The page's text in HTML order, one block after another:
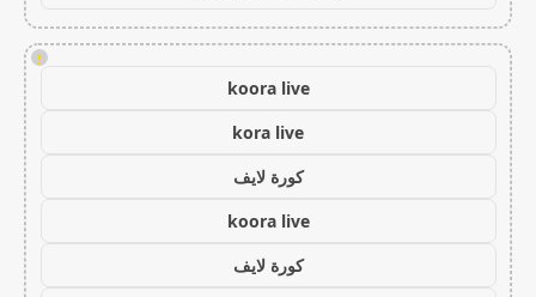
!
koora live
kora live
كورة لايف
koora live
كورة لايف